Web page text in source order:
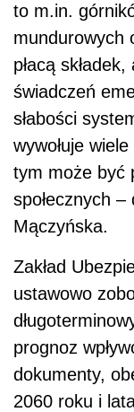
to m.in.
mundurowych
płacą
świadczeń
słabości
wywołuje
tym może być
społecznych
Mączyńska.
Zakład
ustawowo
prognoz
dokumenty,
2060 roku i